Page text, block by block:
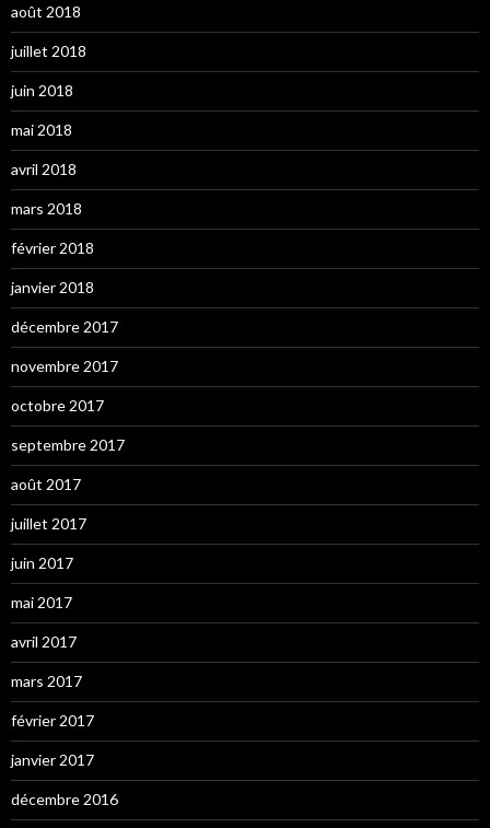
août 2018
juillet 2018
juin 2018
mai 2018
avril 2018
mars 2018
février 2018
janvier 2018
décembre 2017
novembre 2017
octobre 2017
septembre 2017
août 2017
juillet 2017
juin 2017
mai 2017
avril 2017
mars 2017
février 2017
janvier 2017
décembre 2016